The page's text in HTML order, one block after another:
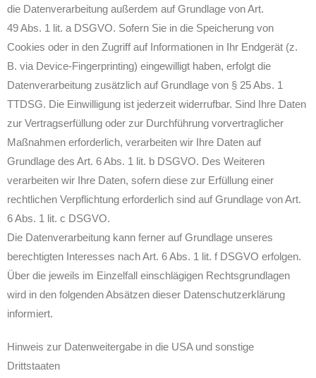
die Datenverarbeitung außerdem auf Grundlage von Art.
49 Abs. 1 lit. a DSGVO. Sofern Sie in die Speicherung von
Cookies oder in den Zugriff auf Informationen in Ihr Endgerät (z.
B. via Device-Fingerprinting) eingewilligt haben, erfolgt die
Datenverarbeitung zusätzlich auf Grundlage von § 25 Abs. 1
TTDSG. Die Einwilligung ist jederzeit widerrufbar. Sind Ihre Daten
zur Vertragserfüllung oder zur Durchführung vorvertraglicher
Maßnahmen erforderlich, verarbeiten wir Ihre Daten auf
Grundlage des Art. 6 Abs. 1 lit. b DSGVO. Des Weiteren
verarbeiten wir Ihre Daten, sofern diese zur Erfüllung einer
rechtlichen Verpflichtung erforderlich sind auf Grundlage von Art.
6 Abs. 1 lit. c DSGVO.
Die Datenverarbeitung kann ferner auf Grundlage unseres
berechtigten Interesses nach Art. 6 Abs. 1 lit. f DSGVO erfolgen.
Über die jeweils im Einzelfall einschlägigen Rechtsgrundlagen
wird in den folgenden Absätzen dieser Datenschutzerklärung
informiert.
Hinweis zur Datenweitergabe in die USA und sonstige
Drittstaaten